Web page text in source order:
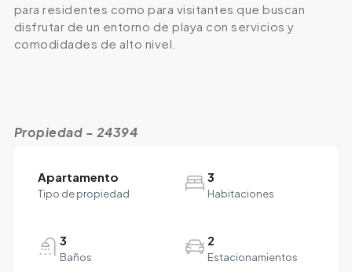
para residentes como para visitantes que buscan
disfrutar de un entorno de playa con servicios y
comodidades de alto nivel.
Propiedad - 24394
Apartamento
Tipo de propiedad
3
Habitaciones
3
Baños
2
Estacionamientos